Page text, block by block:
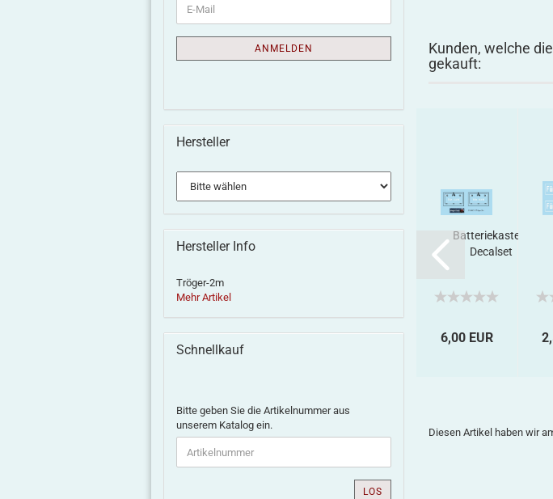
Kunden, welche
gekauft:
oder
Decalset
14,00 EUR
fenstriger
Decalset
14,00 EUR 3,00 EUR
Batteriekasten,
Decalset
6,00 EUR
Diesen Artikel haben wir
ANMELDEN
Hersteller
Hersteller Info
Tröger-2m
Mehr Artikel
Schnellkauf
Bitte geben Sie die Artikelnummer aus
unserem Katalog ein.
LOS